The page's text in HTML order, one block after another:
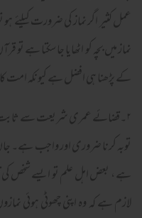
عمل کثیر اگر نماز کی ضرورت کیلئے
نماز میں بچہ کو اٹھایا جا سکتا ہے
کے پڑھنا ہی افضل ہے کیونکہ امت
۲۔قضائے عمری شریعت سے ثابت
توبہ کرنا ضروری اور واجب ہے۔ جان
ہے ، بعض اہل علم تو ایسے شخص کی
لازم ہے کہ وہ اپنی چھوٹی ہوئی